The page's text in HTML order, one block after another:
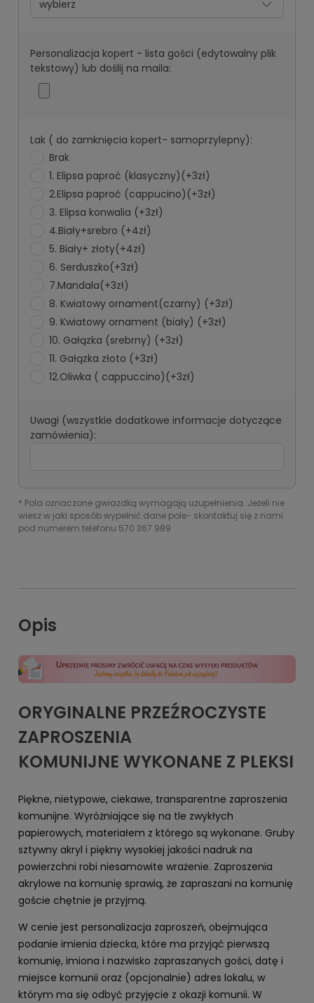
Personalizacja kopert - lista gości (edytowalny plik
tekstowy) lub doślij na maila:
Lak ( do zamknięcia kopert- samoprzylepny):
Brak
1. Elipsa paproć (klasyczny)(+3zł)
2.Elipsa paproć (cappucino)(+3zł)
3. Elipsa konwalia (+3zł)
4.Biały+srebro (+4zł)
5. Biały+ złoty(+4zł)
6. Serduszko(+3zł)
7.Mandala(+3zł)
8. Kwiatowy ornament(czarny) (+3zł)
9. Kwiatowy ornament (biały) (+3zł)
10. Gałązka (srebrny) (+3zł)
11. Gałązka złoto (+3zł)
12.Oliwka ( cappuccino)(+3zł)
Uwagi (wszystkie dodatkowe informacje dotyczące
zamówienia):
* Pola oznaczone gwiazdką wymagają uzupełnienia. Jeżeli nie
wiesz w jaki sposób wypełnić dane pole- skontaktuj się z nami
pod numerem telefonu 570 367 989
Opis
ORYGINALNE PRZEŹROCZYSTE
ZAPROSZENIA
KOMUNIJNE WYKONANE Z PLEKSI
Piękne, nietypowe, ciekawe, transparentne zaproszenia
komunijne. Wyróżniające się na tle zwykłych
papierowych, materiałem z którego są wykonane. Gruby
sztywny akryl i piękny wysokiej jakości nadruk na
powierzchni robi niesamowite wrażenie. Zaproszenia
akrylowe na komunię sprawią, że zapraszani na komunię
goście chętnie je przyjmą.
W cenie jest personalizacja zaproszeń, obejmująca
podanie imienia dziecka, które ma przyjąć pierwszą
komunię, imiona i nazwisko zapraszanych gości, datę i
miejsce komunii oraz (opcjonalnie) adres lokalu, w
którym ma się odbyć przyjęcie z okazji komunii. W